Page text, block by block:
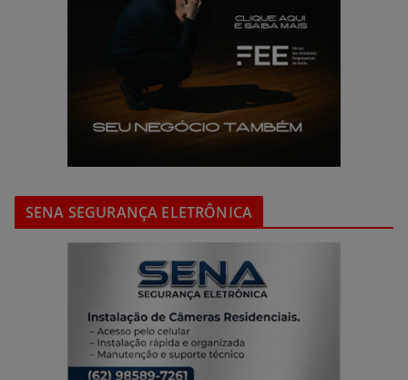
SENA SEGURANÇA ELETRÔNICA